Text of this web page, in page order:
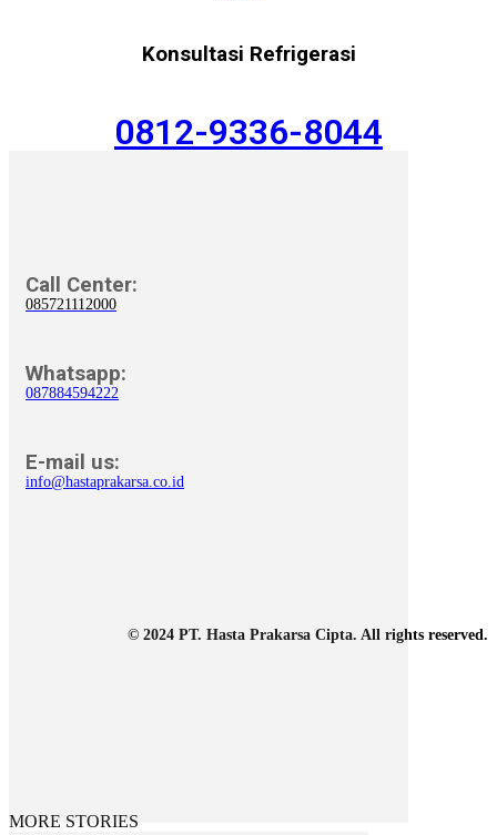
Konsultasi Refrigerasi
0812-9336-8044
Call Center:
085721112000
Whatsapp:
087884594222
E-mail us:
info@hastaprakarsa.co.id
© 2024 PT. Hasta Prakarsa Cipta. All rights reserved.
MORE STORIES